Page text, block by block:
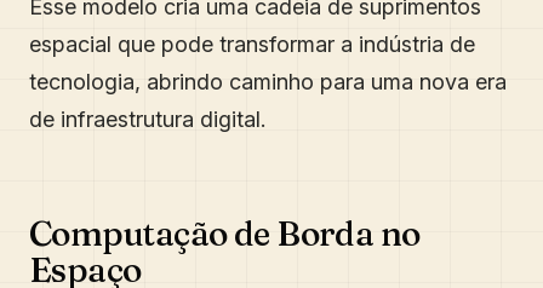
Esse modelo cria uma cadeia de suprimentos
espacial que pode transformar a indústria de
tecnologia, abrindo caminho para uma nova era
de infraestrutura digital.
Computação de Borda no
Espaço